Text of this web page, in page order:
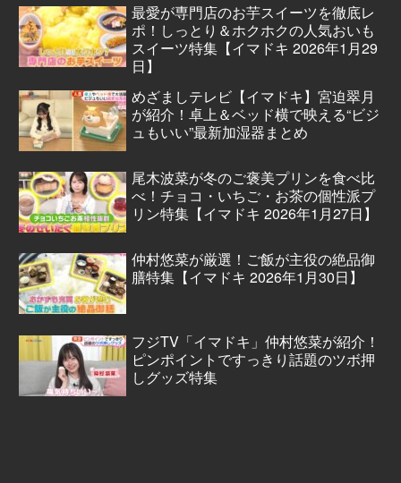
最愛が専門店のお芋スイーツを徹底レ
ポ！しっとり＆ホクホクの人気おいも
スイーツ特集【イマドキ 2026年1月29
日】
めざましテレビ【イマドキ】宮迫翠月
が紹介！卓上＆ベッド横で映える“ビジ
ュもいい”最新加湿器まとめ
尾木波菜が冬のご褒美プリンを食べ比
べ！チョコ・いちご・お茶の個性派プ
リン特集【イマドキ 2026年1月27日】
仲村悠菜が厳選！ご飯が主役の絶品御
膳特集【イマドキ 2026年1月30日】
フジTV「イマドキ」仲村悠菜が紹介！
ピンポイントですっきり話題のツボ押
しグッズ特集